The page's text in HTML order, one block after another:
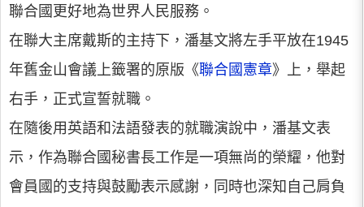
聯合國更好地為世界人民服務。
在聯大主席戴斯的主持下，潘基文將左手平放在1945
年舊金山會議上籤署的原版《聯合國憲章》上，舉起
右手，正式宣誓就職。
在隨後用英語和法語發表的就職演說中，潘基文表
示，作為聯合國秘書長工作是一項無尚的榮耀，他對
會員國的支持與鼓勵表示感謝，同時也深知自己肩負